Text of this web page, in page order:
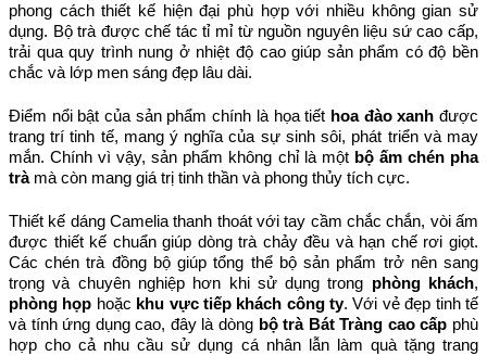
phong cách thiết kế hiện đại phù hợp với nhiều không gian sử
dụng. Bộ trà được chế tác tỉ mỉ từ nguồn nguyên liệu sứ cao cấp,
trải qua quy trình nung ở nhiệt độ cao giúp sản phẩm có độ bền
chắc và lớp men sáng đẹp lâu dài.
Điểm nổi bật của sản phẩm chính là họa tiết hoa đào xanh được
trang trí tinh tế, mang ý nghĩa của sự sinh sôi, phát triển và may
mắn. Chính vì vậy, sản phẩm không chỉ là một bộ ấm chén pha
trà mà còn mang giá trị tinh thần và phong thủy tích cực.
Thiết kế dáng Camelia thanh thoát với tay cầm chắc chắn, vòi ấm
được thiết kế chuẩn giúp dòng trà chảy đều và hạn chế rơi giọt.
Các chén trà đồng bộ giúp tổng thể bộ sản phẩm trở nên sang
trọng và chuyên nghiệp hơn khi sử dụng trong phòng khách
phòng họp hoặc khu vực tiếp khách công ty. Với vẻ đẹp tinh tế
và tính ứng dụng cao, đây là dòng bộ trà Bát Tràng cao cấp phù
hợp cho cả nhu cầu sử dụng cá nhân lẫn làm quà tặng trang